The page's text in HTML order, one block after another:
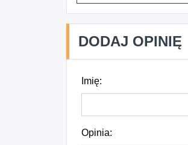
DODAJ OPINIĘ
Imię:
Opinia: